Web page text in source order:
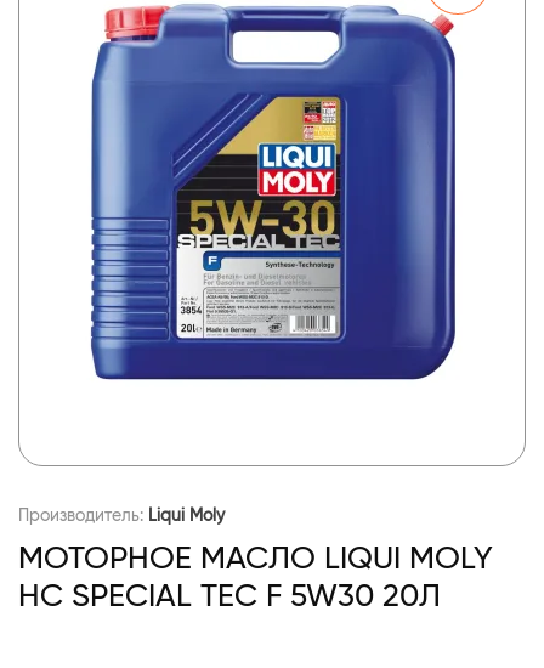
Производитель: Liqui Moly
МОТОРНОЕ МАСЛО LIQUI MOLY
НС SPECIAL TEC F 5W30 20Л